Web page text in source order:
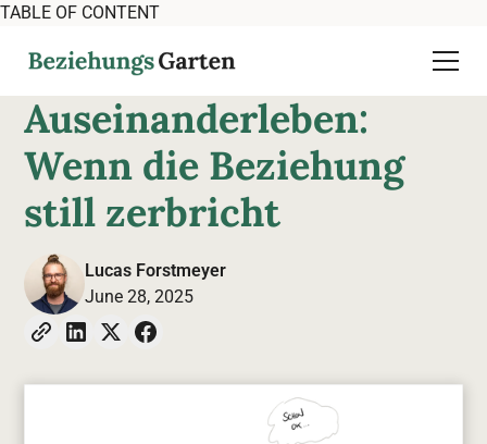
TABLE OF CONTENT
Auseinanderleben:
Wenn die Beziehung
still zerbricht
Lucas Forstmeyer
June 28, 2025